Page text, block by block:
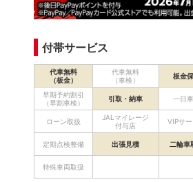
付帯サービス
代車無料
（板金）
代車無料
（車検）
板金
早期予約割引
（早割車検）
引取・納車 一日
ローン取扱
JALマイレージ
付与店
VIPサ
定期点検整備 出張見積 二輪車
特殊車両取扱